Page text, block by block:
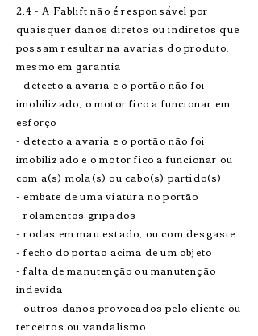
2.4 - A Fablift não é responsável por
quaisquer danos diretos ou indiretos que
possam resultar na avarias do produto,
mesmo em garantia
- detecto a avaria e o portão não foi
imobilizado, o motor fico a funcionar em
esforço
- detecto a avaria e o portão não foi
imobilizado e o motor fico a funcionar ou
com a(s) mola(s) ou cabo(s) partido(s)
- embate de uma viatura no portão
- rolamentos gripados
- rodas em mau estado, ou com desgaste
- fecho do portão acima de um objeto
- falta de manutenção ou manutenção
indevida
- outros danos provocados pelo cliente ou
terceiros ou vandalismo